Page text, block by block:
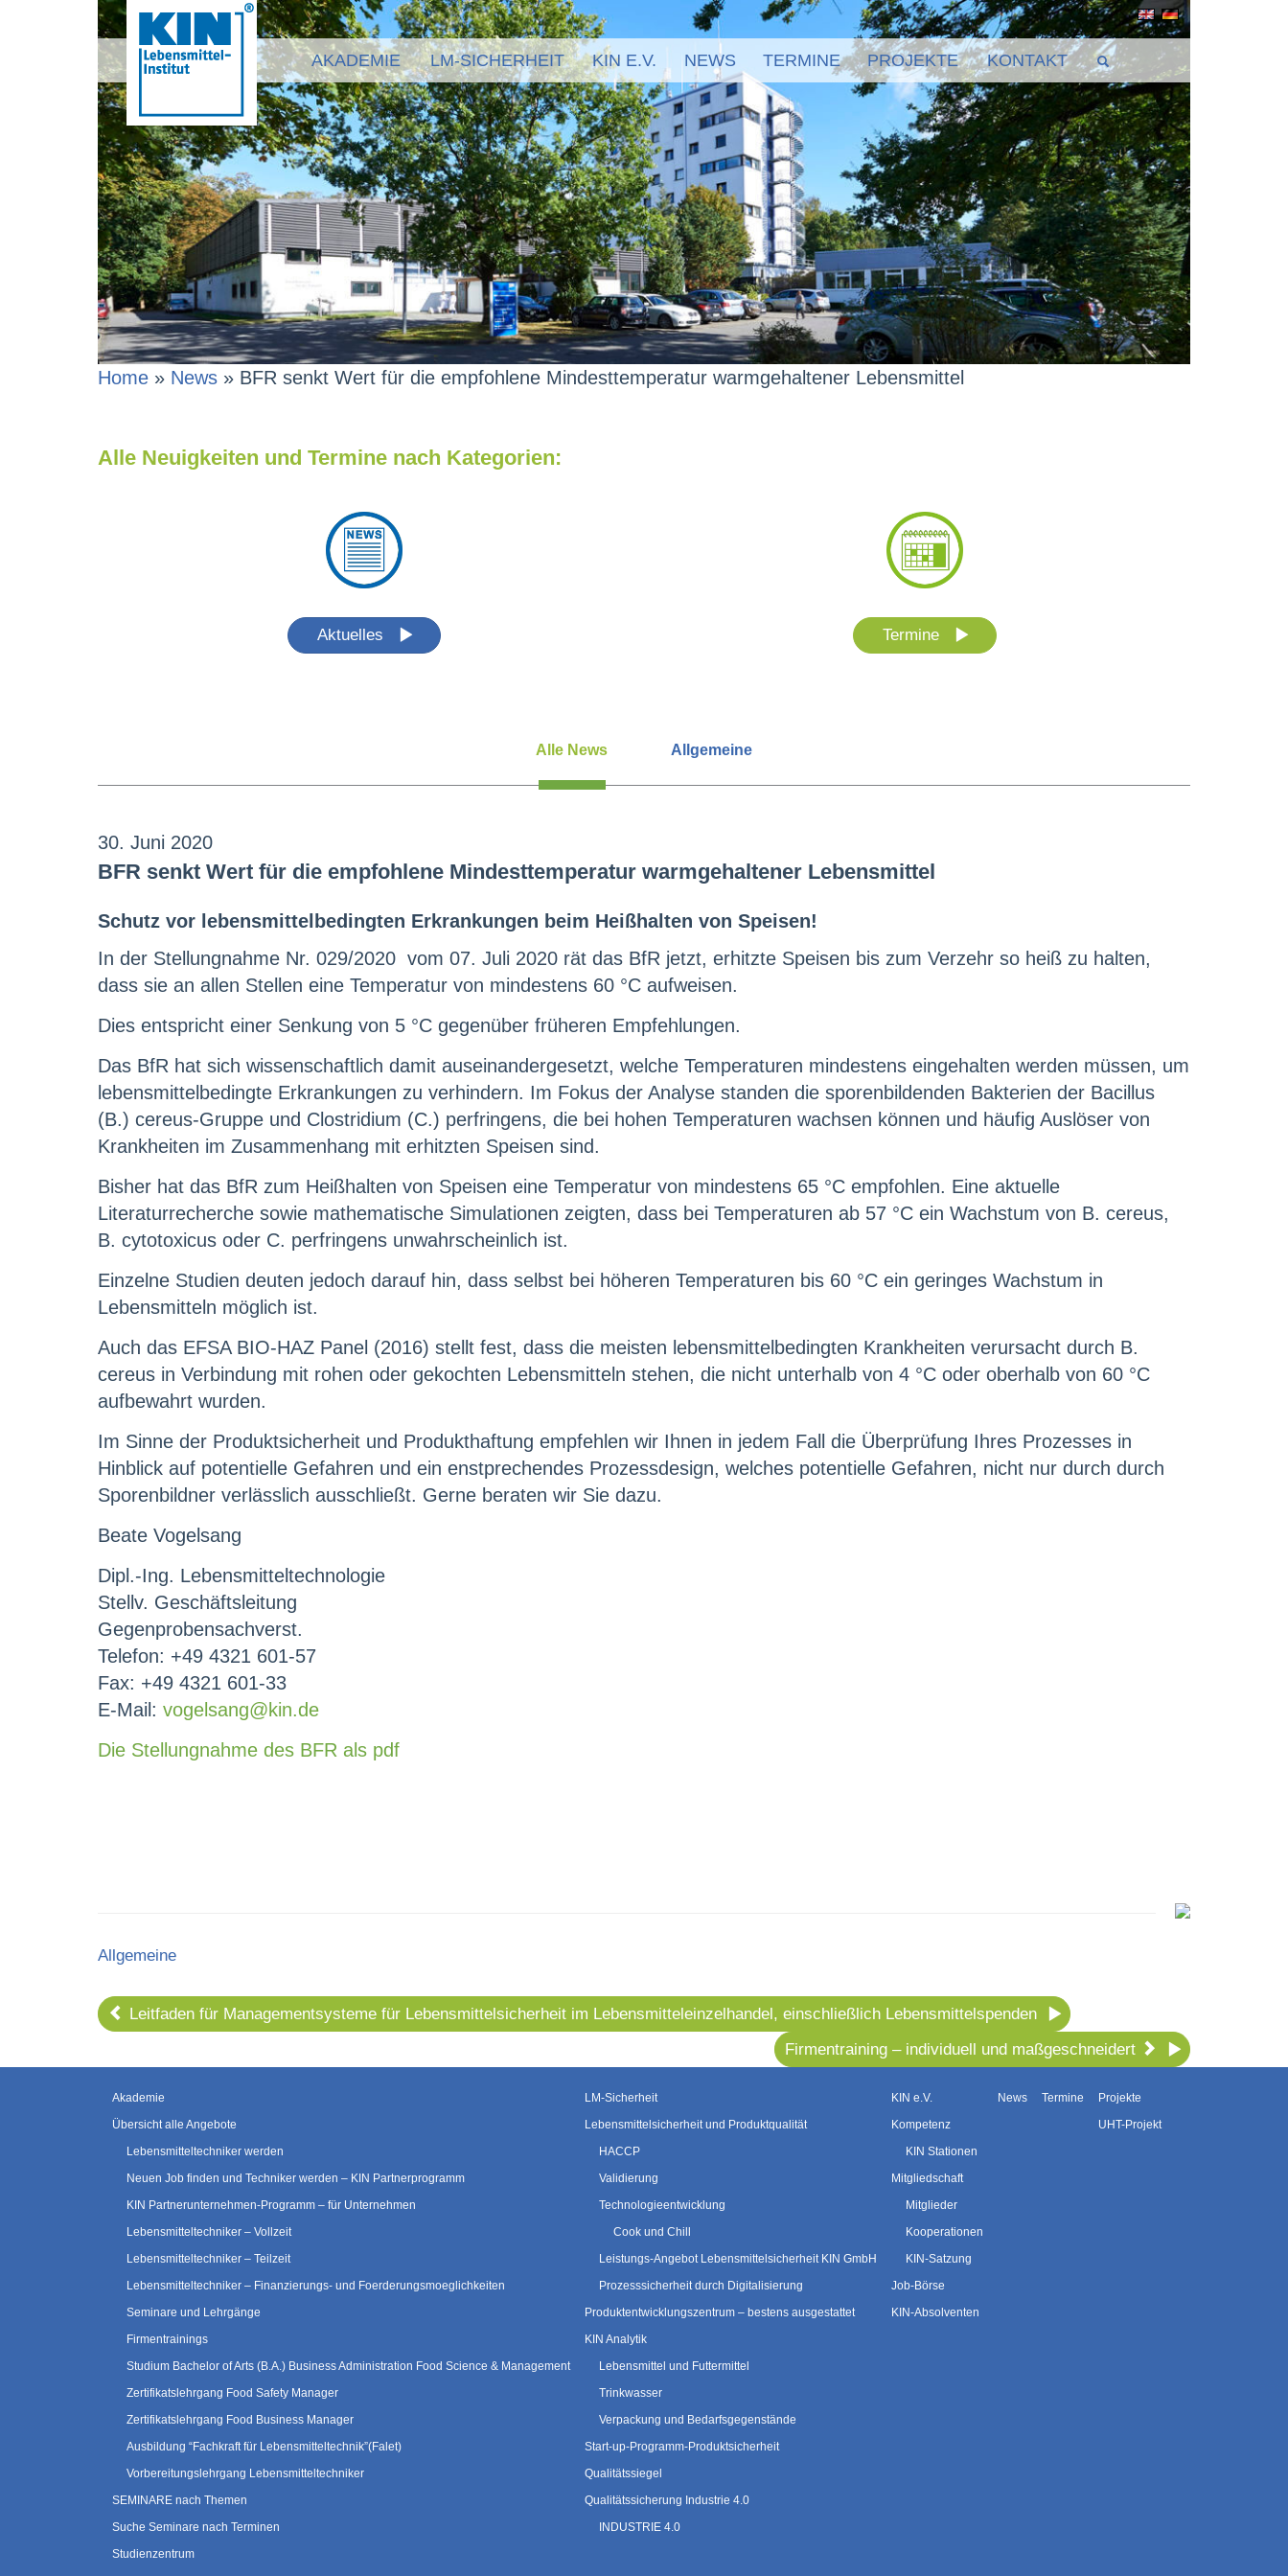
AKADEMIE LM-SICHERHEIT KIN E.V. NEWS TERMINE PROJEKTE KONTAKT
Home » News » BFR senkt Wert für die empfohlene Mindesttemperatur warmgehaltener Lebensmittel
Alle Neuigkeiten und Termine nach Kategorien:
Aktuelles Termine
Alle News Allgemeine
30. Juni 2020
BFR senkt Wert für die empfohlene Mindesttemperatur warmgehaltener Lebensmittel
Schutz vor lebensmittelbedingten Erkrankungen beim Heißhalten von Speisen!
In der Stellungnahme Nr. 029/2020 vom 07. Juli 2020 rät das BfR jetzt, erhitzte Speisen bis zum Verzehr so heiß zu halten,
dass sie an allen Stellen eine Temperatur von mindestens 60 °C aufweisen.
Dies entspricht einer Senkung von 5 °C gegenüber früheren Empfehlungen.
Das BfR hat sich wissenschaftlich damit auseinandergesetzt, welche Temperaturen mindestens eingehalten werden müssen, um
lebensmittelbedingte Erkrankungen zu verhindern. Im Fokus der Analyse standen die sporenbildenden Bakterien der Bacillus
(B.) cereus-Gruppe und Clostridium (C.) perfringens, die bei hohen Temperaturen wachsen können und häufig Auslöser von
Krankheiten im Zusammenhang mit erhitzten Speisen sind.
Bisher hat das BfR zum Heißhalten von Speisen eine Temperatur von mindestens 65 °C empfohlen. Eine aktuelle
Literaturrecherche sowie mathematische Simulationen zeigten, dass bei Temperaturen ab 57 °C ein Wachstum von B. cereus,
B. cytotoxicus oder C. perfringens unwahrscheinlich ist.
Einzelne Studien deuten jedoch darauf hin, dass selbst bei höheren Temperaturen bis 60 °C ein geringes Wachstum in
Lebensmitteln möglich ist.
Auch das EFSA BIO-HAZ Panel (2016) stellt fest, dass die meisten lebensmittelbedingten Krankheiten verursacht durch B.
cereus in Verbindung mit rohen oder gekochten Lebensmitteln stehen, die nicht unterhalb von 4 °C oder oberhalb von 60 °C
aufbewahrt wurden.
Im Sinne der Produktsicherheit und Produkthaftung empfehlen wir Ihnen in jedem Fall die Überprüfung Ihres Prozesses in
Hinblick auf potentielle Gefahren und ein enstprechendes Prozessdesign, welches potentielle Gefahren, nicht nur durch durch
Sporenbildner verlässlich ausschließt. Gerne beraten wir Sie dazu.
Beate Vogelsang
Dipl.-Ing. Lebensmitteltechnologie
Stellv. Geschäftsleitung
Gegenprobensachverst.
Telefon: +49 4321 601-57
Fax: +49 4321 601-33
E-Mail: vogelsang@kin.de
Die Stellungnahme des BFR als pdf
Categories
Allgemeine
Leitfaden für Managementsysteme für Lebensmittelsicherheit im Lebensmitteleinzelhandel, einschließlich Lebensmittelspenden
Firmentraining – individuell und maßgeschneidert
Akademie
Übersicht alle Angebote
Lebensmitteltechniker werden
Neuen Job finden und Techniker werden – KIN Partnerprogramm
KIN Partnerunternehmen-Programm – für Unternehmen
Lebensmitteltechniker – Vollzeit
Lebensmitteltechniker – Teilzeit
Lebensmitteltechniker – Finanzierungs- und Foerderungsmoeglichkeiten
Seminare und Lehrgänge
Firmentrainings
Studium Bachelor of Arts (B.A.) Business Administration Food Science & Management
Zertifikatslehrgang Food Safety Manager
Zertifikatslehrgang Food Business Manager
Ausbildung “Fachkraft für Lebensmitteltechnik”(Falet)
Vorbereitungslehrgang Lebensmitteltechniker
SEMINARE nach Themen
Suche Seminare nach Terminen
Studienzentrum
LM-Sicherheit
Lebensmittelsicherheit und Produktqualität
HACCP
Validierung
Technologieentwicklung
Cook und Chill
Leistungs-Angebot Lebensmittelsicherheit KIN GmbH
Prozesssicherheit durch Digitalisierung
Produktentwicklungszentrum – bestens ausgestattet
KIN Analytik
Lebensmittel und Futtermittel
Trinkwasser
Verpackung und Bedarfsgegenstände
Start-up-Programm-Produktsicherheit
Qualitätssiegel
Qualitätssicherung Industrie 4.0
INDUSTRIE 4.0
KIN e.V.
Kompetenz
KIN Stationen
Mitgliedschaft
Mitglieder
Kooperationen
KIN-Satzung
Job-Börse
KIN-Absolventen
News Termine
Projekte
UHT-Projekt